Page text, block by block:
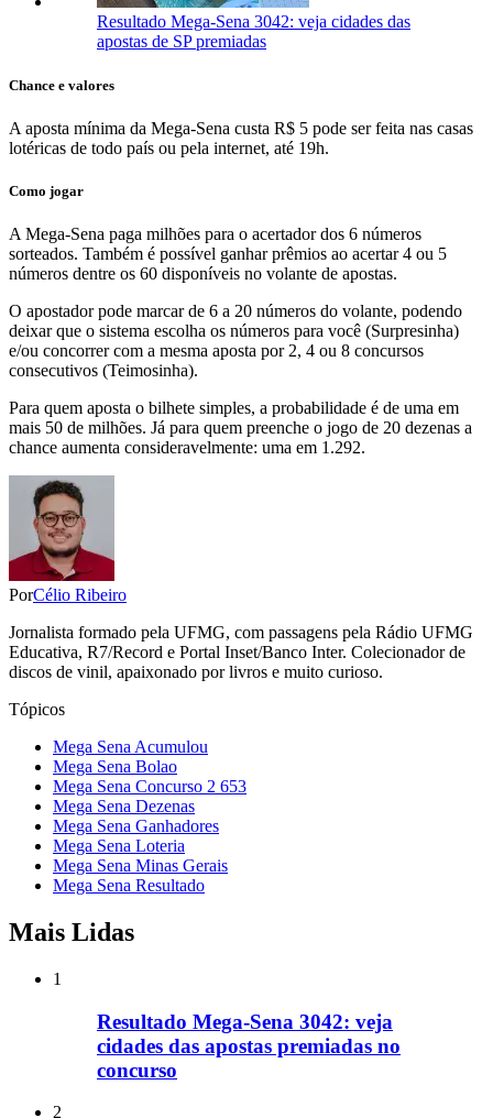
Resultado Mega-Sena 3042: veja cidades das
apostas de SP premiadas
Chance e valores
A aposta mínima da Mega-Sena custa R$ 5 pode ser feita nas casas
lotéricas de todo país ou pela internet, até 19h.
Como jogar
A Mega-Sena paga milhões para o acertador dos 6 números
sorteados. Também é possível ganhar prêmios ao acertar 4 ou 5
números dentre os 60 disponíveis no volante de apostas.
O apostador pode marcar de 6 a 20 números do volante, podendo
deixar que o sistema escolha os números para você (Surpresinha)
e/ou concorrer com a mesma aposta por 2, 4 ou 8 concursos
consecutivos (Teimosinha).
Para quem aposta o bilhete simples, a probabilidade é de uma em
mais 50 de milhões. Já para quem preenche o jogo de 20 dezenas a
chance aumenta consideravelmente: uma em 1.292.
PorCélio Ribeiro
Jornalista formado pela UFMG, com passagens pela Rádio UFMG
Educativa, R7/Record e Portal Inset/Banco Inter. Colecionador de
discos de vinil, apaixonado por livros e muito curioso.
Tópicos
Mega Sena Acumulou
Mega Sena Bolao
Mega Sena Concurso 2 653
Mega Sena Dezenas
Mega Sena Ganhadores
Mega Sena Loteria
Mega Sena Minas Gerais
Mega Sena Resultado
Mais Lidas
1
Resultado Mega-Sena 3042: veja
cidades das apostas premiadas no
concurso
2